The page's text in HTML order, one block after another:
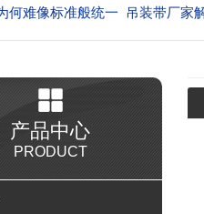
何难像标准般统一 吊装带厂家
产品中心
PRODUCT